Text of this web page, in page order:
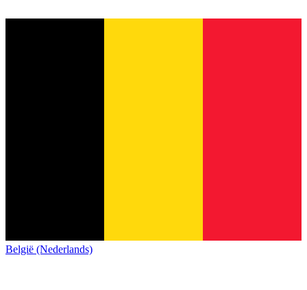
België (Nederlands)